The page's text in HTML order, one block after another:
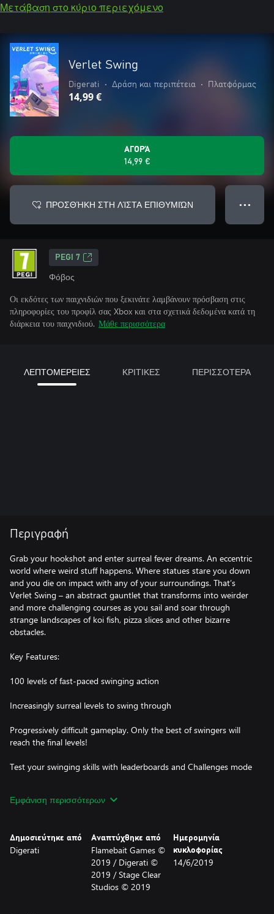
Μετάβαση στο κύριο περιεχόμενο
Verlet Swing
Digerati • Δράση και περιπέτεια • Πλατφόρμας
14,99 €
ΑΓΟΡΆ
14,99 €
ΠΡΟΣΘΉΚΗ ΣΤΗ ΛΊΣΤΑ ΕΠΙΘΥΜΙΏΝ ● ● ●
PEGI 7
Φόβος
Οι εκδότες των παιχνιδιών που ξεκινάτε λαμβάνουν πρόσβαση στις
πληροφορίες του προφίλ σας Xbox και στα σχετικά δεδομένα κατά τη
διάρκεια του παιχνιδιού. Μάθε περισσότερα
ΛΕΠΤΟΜΕΡΕΙΕΣ ΚΡΙΤΙΚΕΣ ΠΕΡΙΣΣΟΤΕΡΑ
Περιγραφή
Grab your hookshot and enter surreal fever dreams. An eccentric
world where weird stuff happens. Where statues stare you down
and you die on impact with any of your surroundings. That’s
Verlet Swing – an abstract gauntlet that transforms into weirder
and more challenging courses as you sail and soar through
strange landscapes of koi fish, pizza slices and other bizarre
obstacles.
Key Features:
100 levels of fast-paced swinging action
Increasingly surreal levels to swing through
Progressively difficult gameplay. Only the best of swingers will
reach the final levels!
Test your swinging skills with leaderboards and Challenges mode
Εμφάνιση περισσότερων
Δημοσιεύτηκε από
Digerati
Αναπτύχθηκε από
Flamebait Games ©
2019 / Digerati ©
2019 / Stage Clear
Studios © 2019
Ημερομηνία
κυκλοφορίας
14/6/2019